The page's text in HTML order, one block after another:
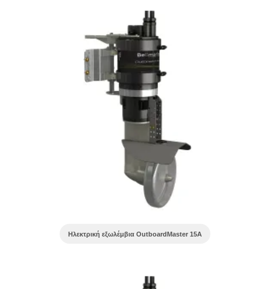
Ηλεκτρική εξωλέμβια OutboardMaster 15A